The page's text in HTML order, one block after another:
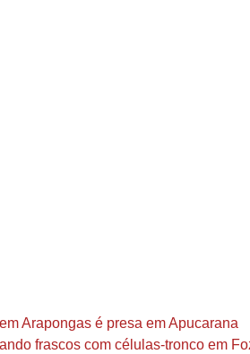
Arapongas é presa em Apucarana
frascos com células-tronco em